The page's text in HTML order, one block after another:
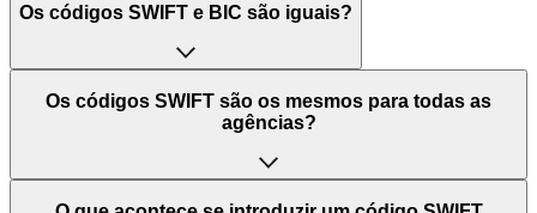
Os códigos SWIFT e BIC são iguais?
O acrónimo SWIFT significa "Society for Worldwide
Interbank Financial Telecommunication (Sociedade para
Mundiais)". Trata-se de uma rede mundial onde se
processam pagamentos entre países. Por outro lado, BIC
Os códigos SWIFT são os mesmos para todas as
agências?